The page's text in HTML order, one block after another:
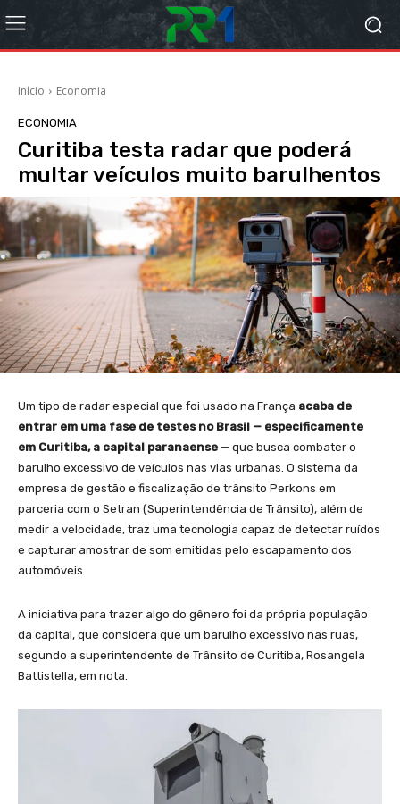
Início Economia
ECONOMIA
Curitiba testa radar que poderá
multar veículos muito barulhentos
Um tipo de radar especial que foi usado na França acaba de
entrar em uma fase de testes no Brasil — especificamente
em Curitiba, a capital paranaense — que busca combater o
barulho excessivo de veículos nas vias urbanas. O sistema da
empresa de gestão e fiscalização de trânsito Perkons em
parceria com o Setran (Superintendência de Trânsito), além de
medir a velocidade, traz uma tecnologia capaz de detectar ruídos
e capturar amostrar de som emitidas pelo escapamento dos
automóveis.
A iniciativa para trazer algo do gênero foi da própria população
da capital, que considera que um barulho excessivo nas ruas,
segundo a superintendente de Trânsito de Curitiba, Rosangela
Battistella, em nota.